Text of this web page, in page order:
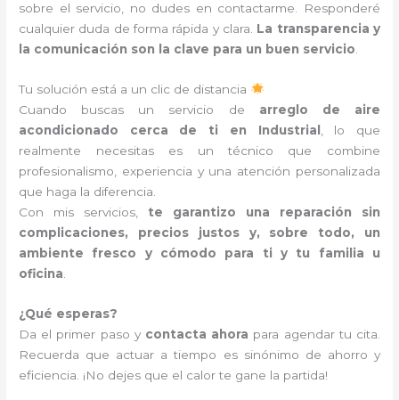
sobre el servicio, no dudes en contactarme. Responderé
cualquier duda de forma rápida y clara. La transparencia y
la comunicación son la clave para un buen servicio
Tu solución está a un clic de distancia
Cuando buscas un servicio de arreglo de aire
acondicionado cerca de ti en Industrial
, lo que
realmente necesitas es un técnico que combine
profesionalismo, experiencia y una atención personalizada
que haga la diferencia.
Con mis servicios, te garantizo una reparación sin
complicaciones, precios justos y, sobre todo, un
ambiente fresco y cómodo para ti y tu familia u
oficina
¿Qué esperas?
Da el primer paso y contacta ahora para agendar tu cita.
Recuerda que actuar a tiempo es sinónimo de ahorro y
eficiencia. ¡No dejes que el calor te gane la partida!